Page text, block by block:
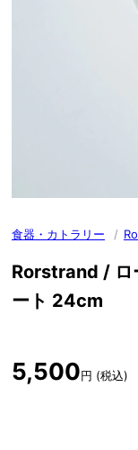
食器・カトラリー /
Rorstrand / ロ
ート 24cm
5,500円 (税込)